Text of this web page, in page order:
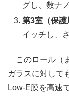
グし、数ナ
第3室（保護
イッチし、
このロール（
ガラスに対して
Low-E膜を高速